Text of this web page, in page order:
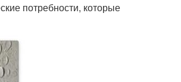
потребности, которые